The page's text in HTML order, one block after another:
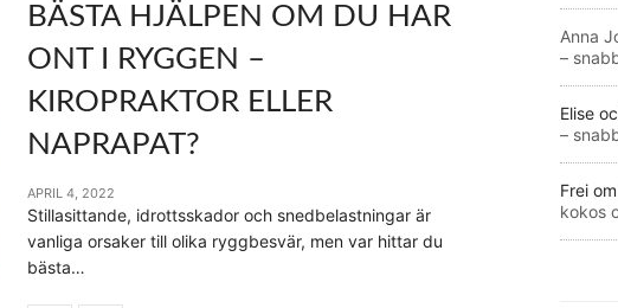
BÄSTA HJÄLPEN OM DU HAR
ONT I RYGGEN –
KIROPRAKTOR ELLER
NAPRAPAT?
APRIL 4, 2022
Stillasittande, idrottsskador och snedbelastningar är
vanliga orsaker till olika ryggbesvär, men var hittar du
bästa…
Anna
–
Elise
–
Frei om
kokos